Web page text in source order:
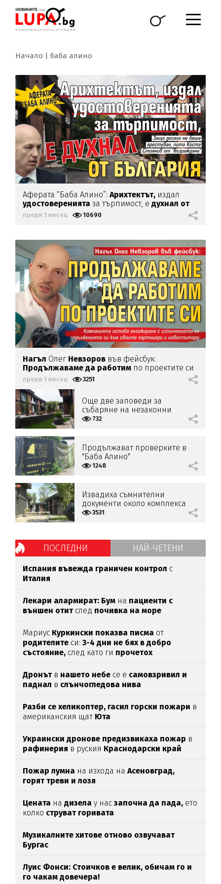
Начало баба алино
Аферата “Баба Алино”:Арихтектът, издал
удостоверенията за търпимост, едухнал от
България
преди 1 месец 10690
Нагъл Олег Невзоров във фейсбук:
Продължаваме да работим по проектите си
преди 1 месец 3251
Още две заповеди за
събаряне на незаконни
постройки в „Баба Алино”
732
Продължават проверките в
"Баба Алино"
1248
Извадиха съмнителни
документи около комплекса
„Баба Алино“
3531
ПОСЛЕДНИ НАЙ-ЧЕТЕНИ
Испания въвежда граничен контрол с
Италия
Лекари алармират: Бум на пациенти с
външен отитслед почивка на море
Мариус Куркински показва писма от
родителите си:3-4 дни не бях в добро
състояние, след като ги прочетох
Дронътв нашето небе се е самовзривил и
паднал в слънчогледова нива
Разби се хеликоптер, гасил горски пожари в
американския щат Юта
Украински дронове предизвикаха пожар в
рафинерия в руския Краснодарски край
Пожар лумна на изхода наАсеновград,
горят треви и лозя
Цената надизела у насзапочна да пада, ето
колко струват горивата
Музикалните хитове отново озвучават
Бургас
Луис Фонси: Стоичков е велик, обичам го и
го чакам довечера!